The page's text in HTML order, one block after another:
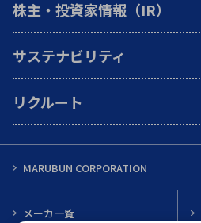
株主・投資家情報（IR）
サステナビリティ
リクルート
MARUBUN CORPORATION
メーカ一覧